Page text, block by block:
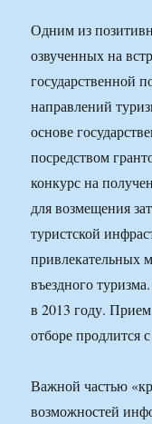
Одним из
озвученных на
государственной
направлений
основе
посредством
конкурс на
для возмещения
туристской
привлекательных
въездного
в 2013 году.
отборе продлится
Важной частью
возможностей